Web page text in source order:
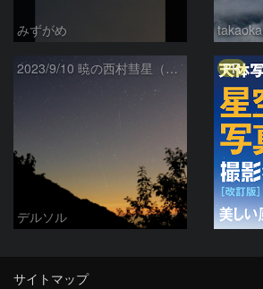
みずがめ takaoka
2023/9/10 暁の西村彗星（C/2023 P1）
デルソル
PR
サイトマップ